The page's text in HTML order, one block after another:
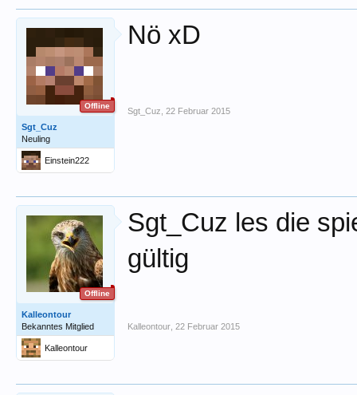
Offline
Sgt_Cuz
Neuling
Einstein222
Nö xD
Sgt_Cuz 22 Februar 2015
Offline
Kalleontour
Bekanntes Mitglied
Kalleontour
Sgt_Cuz les die
gültig
Kalleontour 22 Februar 2015